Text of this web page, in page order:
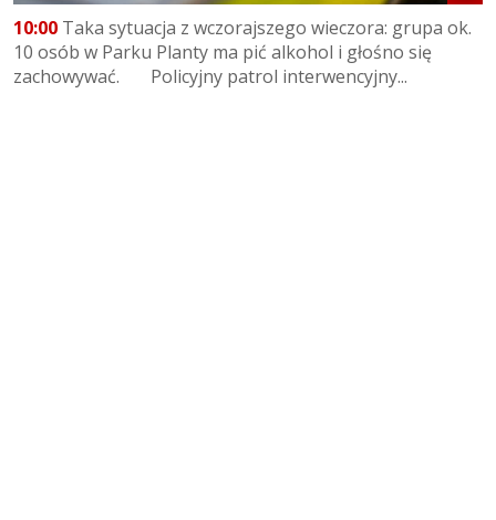
10:00 Taka sytuacja z wczorajszego wieczora: grupa ok.
10 osób w Parku Planty ma pić alkohol i głośno się
zachowywać. Policyjny patrol interwencyjny...